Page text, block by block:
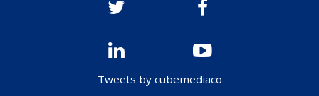
Tweets by cubemediaco